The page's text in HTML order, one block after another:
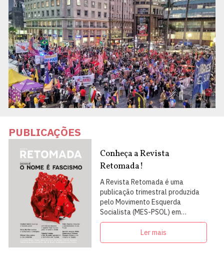
PUBLICAÇÕES
Conheça a Revista
Retomada!
A Revista Retomada é uma
publicação trimestral produzida
pelo Movimento Esquerda
Socialista (MES-PSOL) em
articulação com intelectuais,
militantes e artistas
Ler mais